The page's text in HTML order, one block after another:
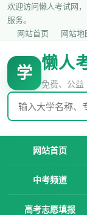
欢迎访问懒人考试网
服务。
网站首页
网站地
学
懒人
免费、公益
网站首页
中考频道
高考志愿填报